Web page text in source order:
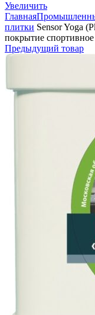
Увеличить
Главная
плитки Sensor Yoga
покрытие спортивное
Предыдущий товар